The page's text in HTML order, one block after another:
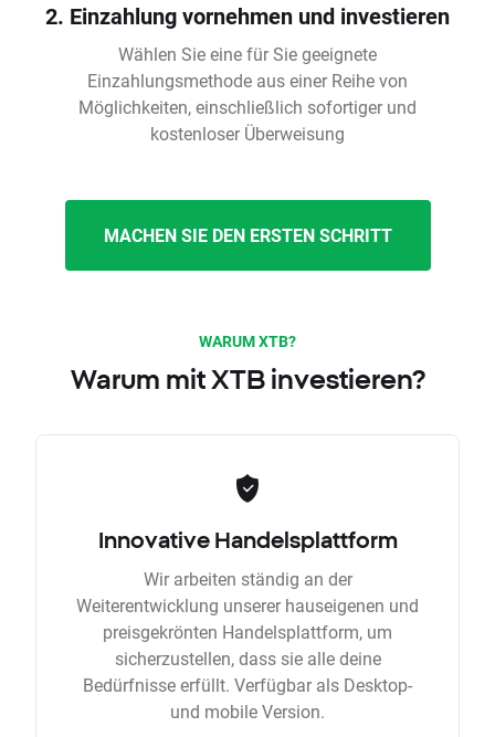
2. Einzahlung vornehmen und investieren
Wählen Sie eine für Sie geeignete
Einzahlungsmethode aus einer Reihe von
Möglichkeiten, einschließlich sofortiger und
kostenloser Überweisung
MACHEN SIE DEN ERSTEN SCHRITT
WARUM XTB?
Warum mit XTB investieren?
Innovative Handelsplattform
Wir arbeiten ständig an der
Weiterentwicklung unserer hauseigenen und
preisgekrönten Handelsplattform, um
sicherzustellen, dass sie alle deine
Bedürfnisse erfüllt. Verfügbar als Desktop-
und mobile Version.